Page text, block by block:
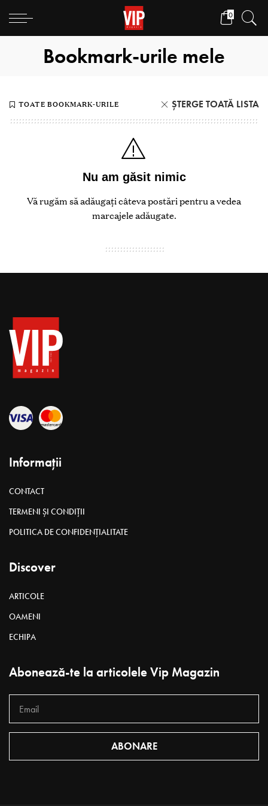
0
Bookmark-urile mele
TOATE BOOKMARK-URILE ȘTERGE TOATĂ LISTA
Nu am găsit nimic
Vă rugăm să adăugați câteva postări pentru a vedea
marcajele adăugate.
Informații
CONTACT
TERMENI ȘI CONDIȚII
POLITICA DE CONFIDENȚIALITATE
Discover
ARTICOLE
OAMENI
ECHIPA
Abonează-te la articolele Vip Magazin
ABONARE